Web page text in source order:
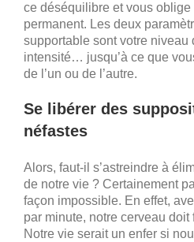
ce déséquilibre et vous
permanent. Les deux
supportable sont votre niveau
intensité… jusqu’à ce que
de l’un ou de l’autre.
Se libérer des
néfastes
Alors, faut-il s’astreindre à
de notre vie ? Certainement
façon impossible. En effet,
par minute, notre cerveau
Notre vie serait un enfer si